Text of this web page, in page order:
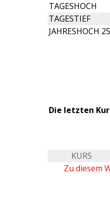
TAGESHOCH
TAGESTIEF
JAHRESHOCH
Die letzten
KURS
Zu diesem